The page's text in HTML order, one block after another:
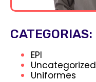
CATEGORIAS:
EPI
Uncategorized
Uniformes